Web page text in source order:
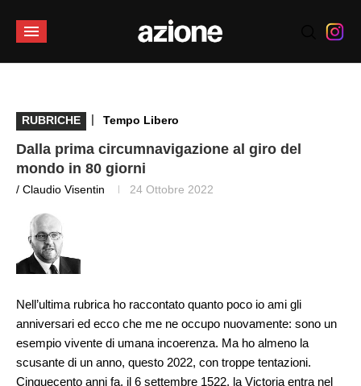
RUBRICHE | Tempo Libero
Dalla prima circumnavigazione al giro del
mondo in 80 giorni
/ Claudio Visentin 24 Ottobre 2022
Nell’ultima rubrica ho raccontato quanto poco io ami gli
anniversari ed ecco che me ne occupo nuovamente: sono un
esempio vivente di umana incoerenza. Ma ho almeno la
scusante di un anno, questo 2022, con troppe tentazioni.
Cinquecento anni fa, il 6 settembre 1522, la Victoria entra nel